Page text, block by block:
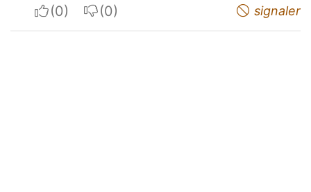
I apreciateI do not appreciate signaler